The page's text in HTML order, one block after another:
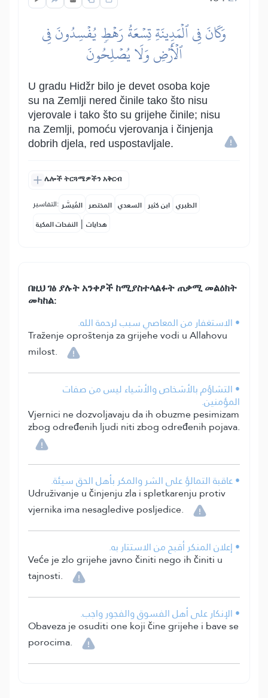
وَكَانَ فِي ٱلۡمَدِينَةِ تِسۡعَةُ رَهۡطٖ يُفۡسِدُونَ فِي
ٱلۡأَرۡضِ وَلَا يُصۡلِحُونَ
U gradu Hidžr bilo je devet osoba koje
su na Zemlji nered činile tako što nisu
vjerovale i tako što su grijehe činile; nisu
na Zemlji, pomoću vjerovanja i činjenja
dobrih djela, red uspostavljale.
ሌሎች ትርጓሜዎችን አቅርብ
التفاسير: المُيسَّر المختصر السعدي ابن كثير الطبري
النفحات المكية | هدايات
በዚህ ገፅ ያሉት አንቀፆች ከሚያስተላልፉት ጠቃሚ መልዕክት
መካከል:
• الاستغفار من المعاصي سبب لرحمة الله.
Traženje oproštenja za grijehe vodi u Allahovu
milost.
• التشاؤم بالأشخاص والأشياء ليس من صفات
المؤمنين.
Vjernici ne dozvoljavaju da ih obuzme pesimizam
zbog određenih ljudi niti zbog određenih pojava.
• عاقبة التمالؤ على الشر والمكر بأهل الحق سيئة.
Udruživanje u činjenju zla i spletkarenju protiv
vjernika ima nesagledive posljedice.
• إعلان المنكر أقبح من الاستتار به.
Veće je zlo grijehe javno činiti nego ih činiti u
tajnosti.
• الإنكار على أهل الفسوق والفجور واجب.
Obaveza je osuditi one koji čine grijehe i bave se
porocima.